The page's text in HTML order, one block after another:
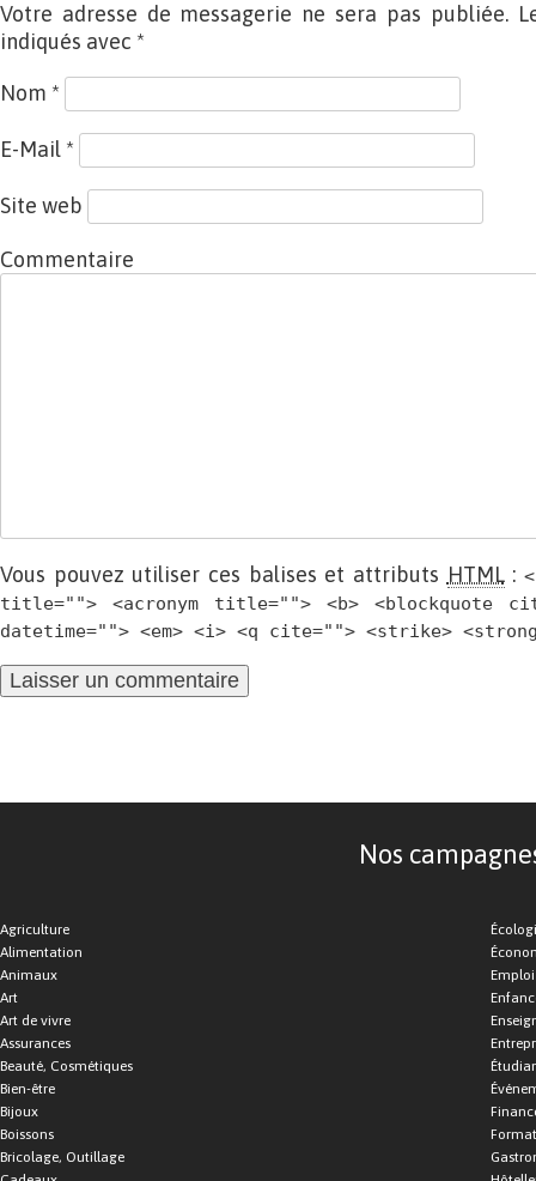
Votre adresse de messagerie ne sera pas publiée.
indiqués avec *
Nom *
E-Mail *
Site web
Commentaire
Vous pouvez utiliser ces balises et attributs HTML:
title=""> <acronym title=""> <b> <blockquote
datetime=""> <em> <i> <q cite=""> <strike>
Nos
Agriculture
Alimentation
Animaux
Art
Art de vivre
Assurances
Beauté, Cosmétiques
Bien-être
Bijoux
Boissons
Bricolage, Outillage
Emploi